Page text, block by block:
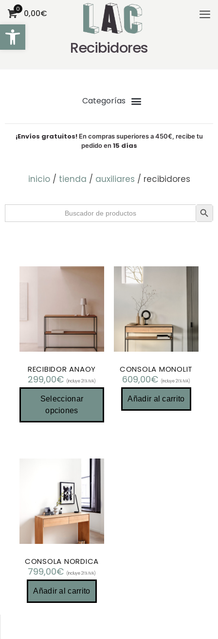
Abrir barra de herramientas
0 0,00€
Recibidores
¡Envíos gratuitos!En compras superiores a 450€, recibe tu
pedido en 15 días
inicio/ tienda / auxiliares / recibidores
Buscar: Botón de
RECIBIDOR ANAOY
299,00€ (Incluye 21% IVA)
Seleccionar
opciones
CONSOLA MONOLIT
609,00€ (Incluye 21% IVA)
Añadir al carrito
CONSOLA NORDICA
799,00€ (Incluye 21% IVA)
Añadir al carrito